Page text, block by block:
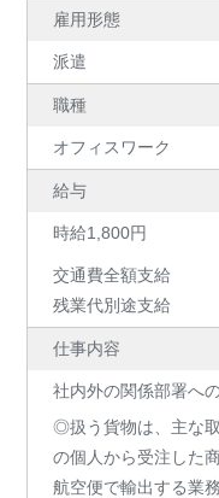
雇用形態
派遣
職種
オフィスワーク
給与
時給1,800円
交通費全額支給
残業代別途支給
仕事内容
社内外の関係部署へ
◎扱う貨物は、主な
の個人から受注した商
航空便で輸出する業